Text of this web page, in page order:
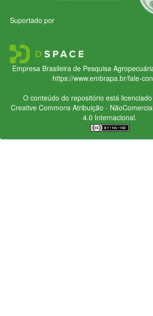
Suportado por
Empresa Brasileira de Pesquisa
https://www.embrapa.br/fale-
O conteúdo do repositório está
Creative CommonsAtribuição -
4.0 Internacional.